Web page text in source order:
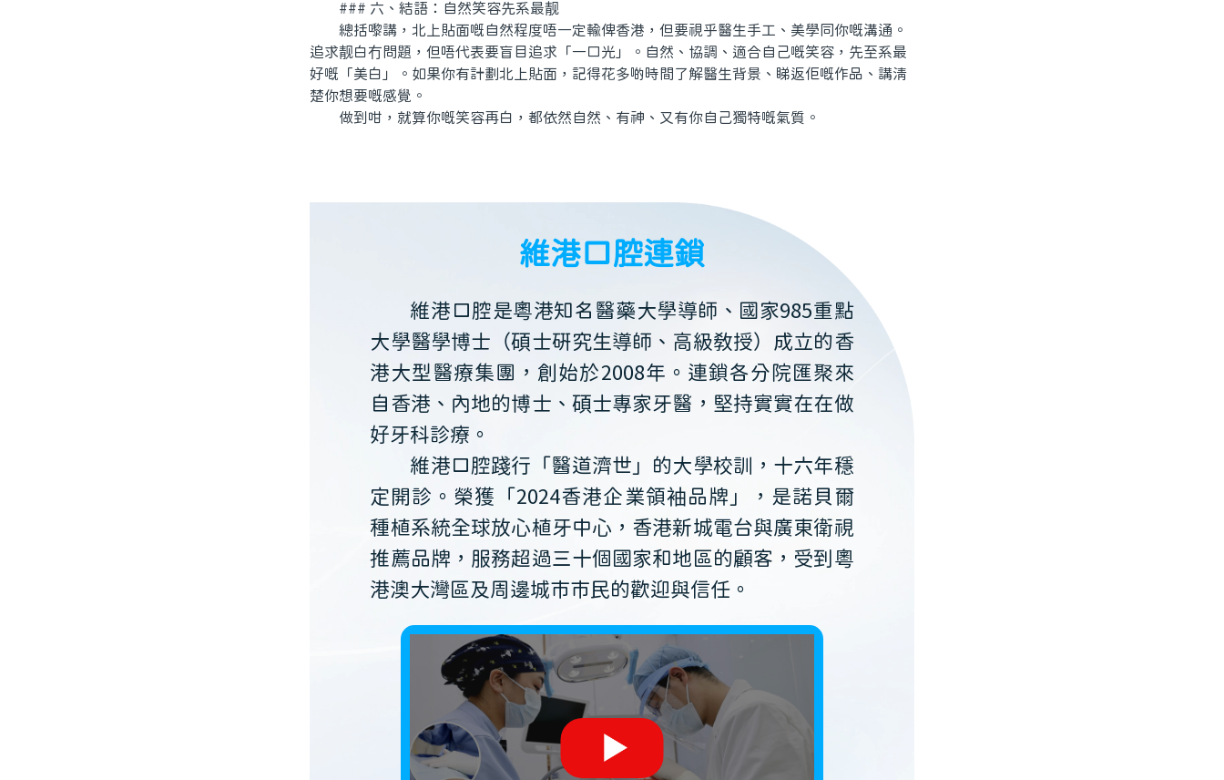
### 六、結語：自然笑容先系最靓
總括嚟講，北上貼面嘅自然程度唔一定輸俾香港，但要視乎醫生手工、美學同你嘅溝通。
追求靓白冇問題，但唔代表要盲目追求「一口光」。自然、協調、適合自己嘅笑容，先至系最
好嘅「美白」。如果你有計劃北上貼面，記得花多啲時間了解醫生背景、睇返佢嘅作品、講清
楚你想要嘅感覺。
做到咁，就算你嘅笑容再白，都依然自然、有神、又有你自己獨特嘅氣質。
維港口腔連鎖
維港口腔是粵港知名醫藥大學導師、國家985重點
大學醫學博士（碩士研究生導師、高級教授）成立的香
港大型醫療集團，創始於2008年。連鎖各分院匯聚來
自香港、內地的博士、碩士專家牙醫，堅持實實在在做
好牙科診療。
維港口腔踐行「醫道濟世」的大學校訓，十六年穩
定開診。榮獲「2024香港企業領袖品牌」，是諾貝爾
種植系統全球放心植牙中心，香港新城電台與廣東衛視
推薦品牌，服務超過三十個國家和地區的顧客，受到粵
港澳大灣區及周邊城市市民的歡迎與信任。